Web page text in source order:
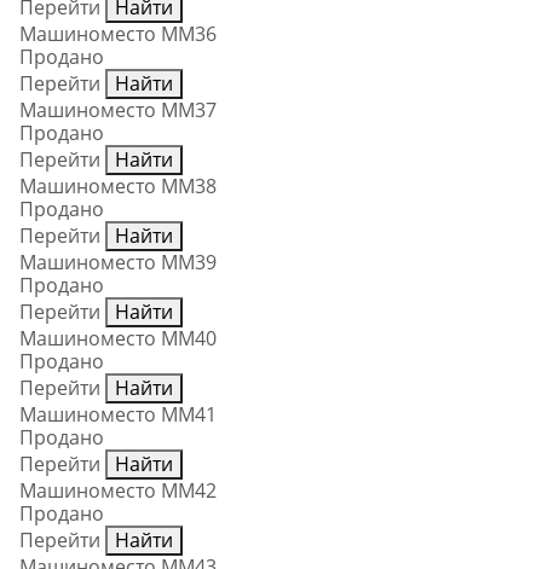
Перейти
Найти
Машиноместо ММ36
Продано
Перейти
Найти
Машиноместо ММ37
Продано
Перейти
Найти
Машиноместо ММ38
Продано
Перейти
Найти
Машиноместо ММ39
Продано
Перейти
Найти
Машиноместо ММ40
Продано
Перейти
Найти
Машиноместо ММ41
Продано
Перейти
Найти
Машиноместо ММ42
Продано
Перейти
Найти